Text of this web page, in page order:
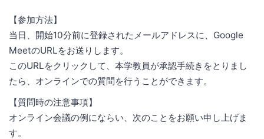
【参加方法】
当日、開始10分前に登録されたメールアドレスに、Google
MeetのURLをお送りします。
このURLをクリックして、本学教員が承認手続きをとりまし
たら、オンラインでの質問を行うことができます。
【質問時の注意事項】
オンライン会議の例にならい、次のことをお願い申し上げま
す。